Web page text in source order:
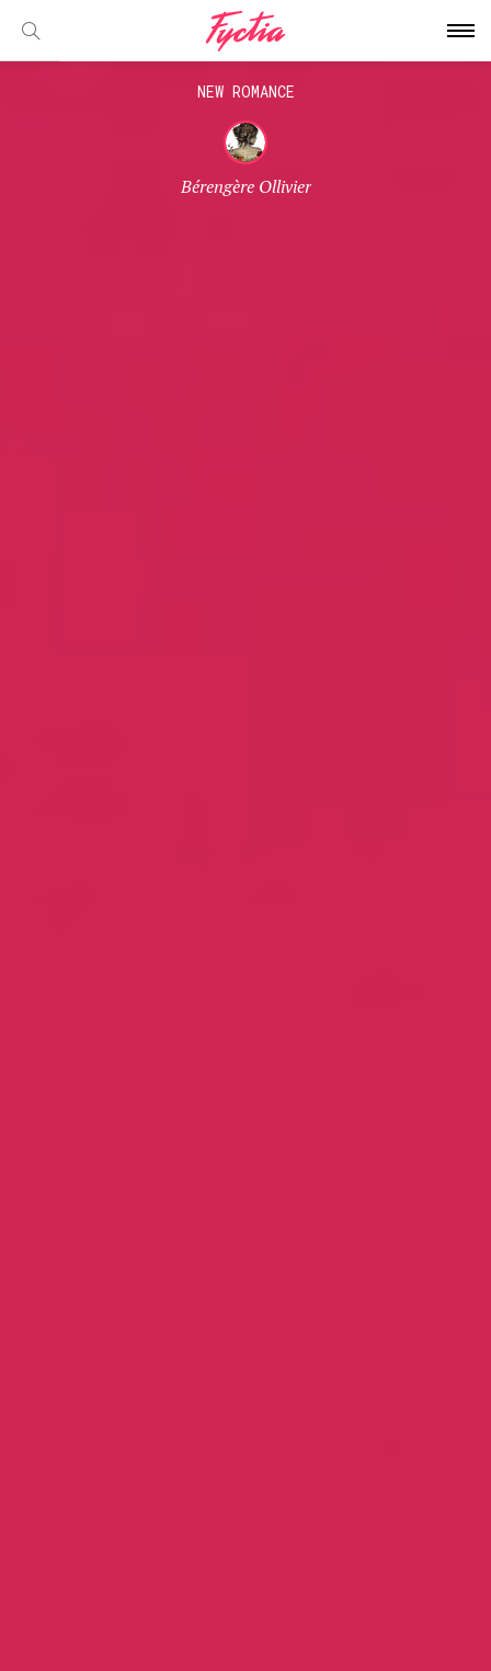
NEW ROMANCE
Bérengère Ollivier